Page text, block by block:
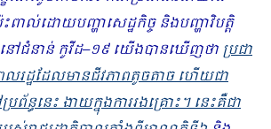
ពាល់ដោយបញ្ហាសេដ្ឋកិច្ច និងបញ្ហាវិបត្តិ
ៅជំនាន់ កូវីដ–១៩ យើងបានឃើញថាប្រជា
លរដ្ឋដែលមានជីវភាពតូចតាច ហើយជា
ន្ធនេះ ងាយក្នុងការរងគ្រោះ។ នេះគឺជា